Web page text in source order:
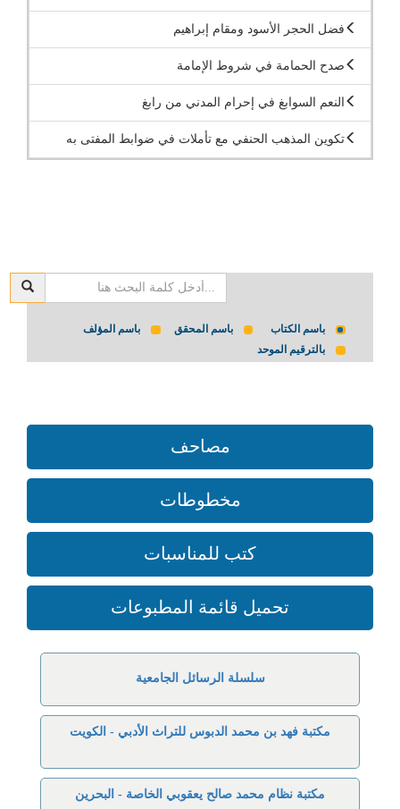
فضل الحجر الأسود ومقام إبراهيم
صدح الحمامة في شروط الإمامة
النعم السوابغ في إحرام المدني من رابغ
تكوين المذهب الحنفي مع تأملات في ضوابط المفتى به
باسم الكتاب باسم المحقق
باسم المؤلف
بالترقيم الموحد
مصاحف
مخطوطات
كتب للمناسبات
تحميل قائمة المطبوعات
سلسلة الرسائل الجامعية
مكتبة فهد بن محمد الدبوس للتراث الأدبي - الكويت
مكتبة نظام محمد صالح يعقوبي الخاصة - البحرين